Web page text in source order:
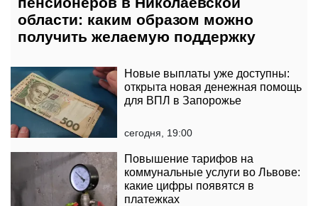
области: каким образом можно
получить желаемую поддержку
Новые выплаты уже доступны:
открыта новая денежная помощь
для ВПЛ в Запорожье
сегодня, 19:00
Повышение тарифов на
коммунальные услуги во Львове:
какие цифры появятся в
платежках